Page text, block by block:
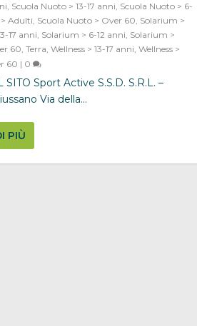
, Scuola Nuoto > 13-17 anni, Scuola Nuoto > 6-
Adulti, Scuola Nuoto > Over 60, Solarium >
17 anni, Solarium > 6-12 anni, Solarium >
60,Terra,Wellness > 13-17 anni,Wellness >
60 | 0
SITO Sport Active S.S.D. S.R.L. –
Via della...
PIÙ